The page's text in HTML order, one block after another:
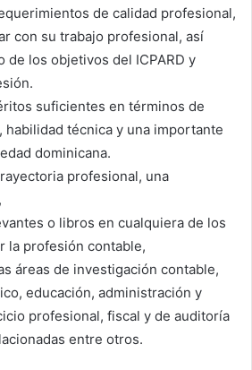
de calidad profesional,
con su trabajo profesional, así
de los objetivos del ICPARD y
suficientes en términos de
técnica y una importante
dominicana.
profesional, una
o libros en cualquiera de los
la profesión contable,
áreas de investigación contable,
educación, administración y
profesional, fiscal y de auditoría
entre otros.